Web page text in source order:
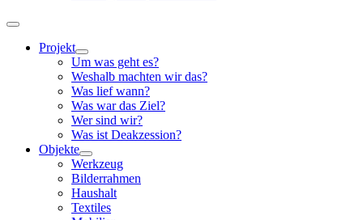
Toggle
Navigation
Projekt
Um was geht es?
Weshalb machten wir das?
Was lief wann?
Was war das Ziel?
Wer sind wir?
Was ist Deakzession?
Objekte
Werkzeug
Bilderrahmen
Haushalt
Textiles